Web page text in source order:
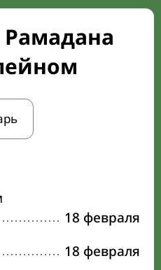
18 февраля
18 февраля